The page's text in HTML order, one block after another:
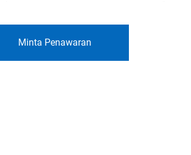
Minta Penawaran